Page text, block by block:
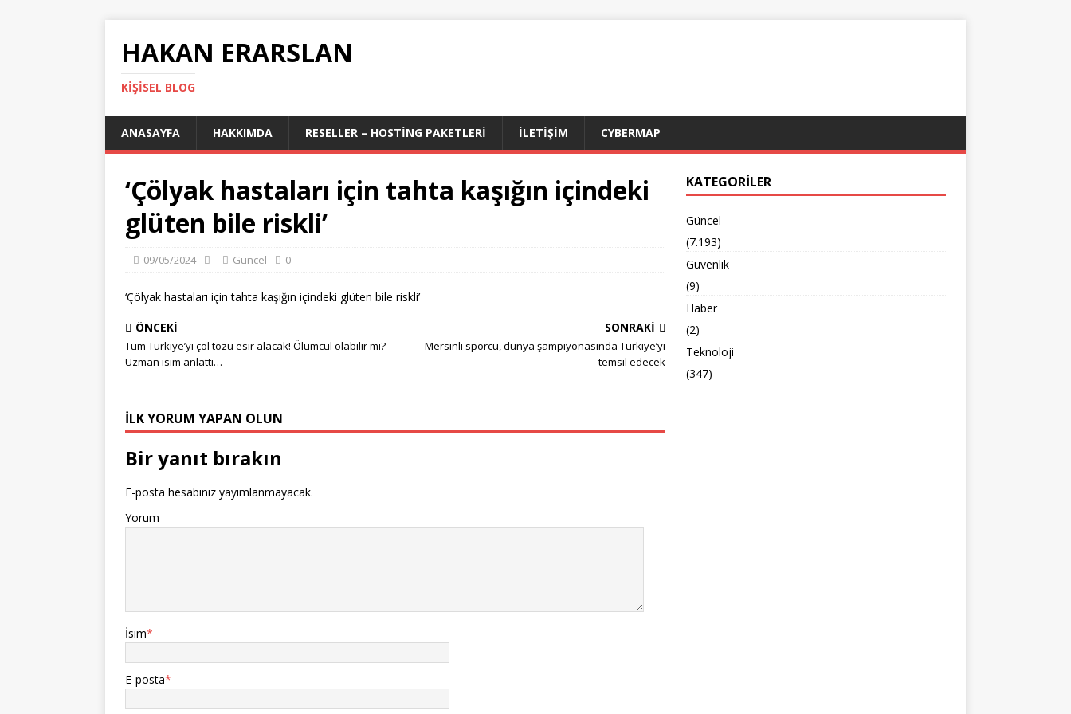
HAKAN ERARSLAN
KIŞISEL BLOG
ANASAYFA HAKKIMDA RESELLER – HOSTING PAKETLERI İLETIŞIM CYBERMAP
‘Çölyak hastaları için tahta kaşığın içindeki
glüten bile riskli’
09/05/2024 Güncel 0
‘Çölyak hastaları için tahta kaşığın içindeki glüten bile riskli’
ÖNCEKI
Tüm Türkiye’yi çöl tozu esir alacak! Ölümcül olabilir mi?
Uzman isim anlattı…
SONRAKI
Mersinli sporcu, dünya şampiyonasında Türkiye’yi
temsil edecek
İLK YORUM YAPAN OLUN
Bir yanıt bırakın
E-posta hesabınız yayımlanmayacak.
Yorum
İsim*
E-posta*
KATEGORILER
Güncel
(7.193)
Güvenlik
(9)
Haber
(2)
Teknoloji
(347)